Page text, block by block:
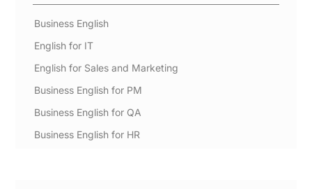
Business English
English for IT
English for Sales and Marketing
Business English for PM
Business English for QA
Business English for HR